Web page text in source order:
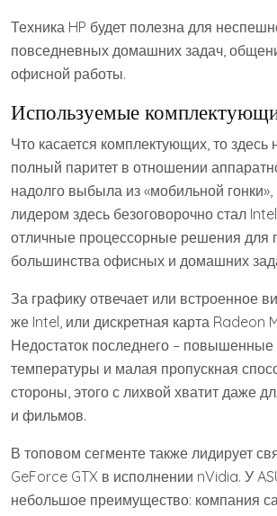
Техника HP будет полезна для
повседневных домашних задач,
офисной работы.
Используемые
Что касается комплектующих, то здесь
полный паритет в отношении
надолго выбыла из «мобильной гонки»,
лидером здесь безоговорочно стал
отличные процессорные решения для
большинства офисных и домашних
За графику отвечает или встроенное
же Intel, или дискретная карта Radeon
Недостаток последнего – повышенные
температуры и малая пропускная
стороны, этого с лихвой хватит даже
и фильмов.
В топовом сегменте также лидирует
GeForce GTX в исполнении nVidia. У
небольшое преимущество: компания